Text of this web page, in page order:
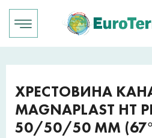
ХРЕСТОВИНА
MAGNAPLAST HT
50/50/50 ММ